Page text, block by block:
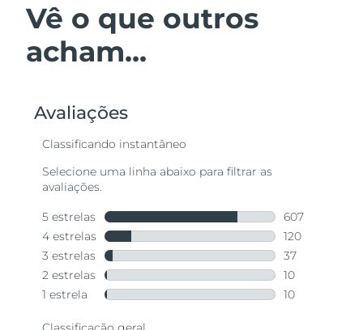
Vê o que outros
acham...